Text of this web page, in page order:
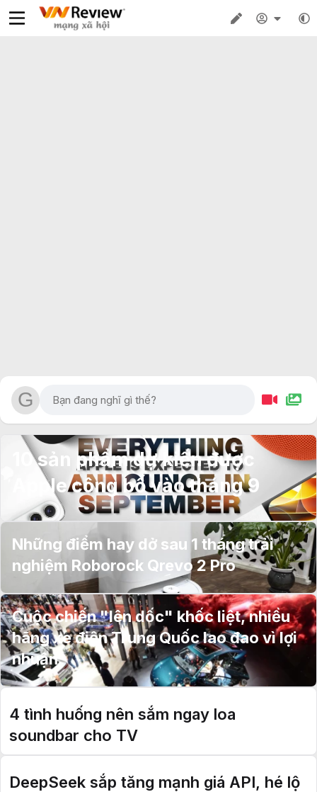
10 sản phẩm dự kiến được
Apple công bố vào tháng 9
Những điểm hay dở sau 1 tháng trải
nghiệm Roborock Qrevo 2 Pro
Cuộc chiến "lên dốc" khốc liệt, nhiều
hãng xe điện Trung Quốc lao đao vì lợi
nhuận
4 tình huống nên sắm ngay loa
soundbar cho TV
DeepSeek sắp tăng mạnh giá API, hé lộ